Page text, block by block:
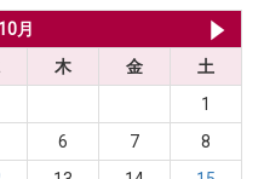
月
木 金
土
1
6 7
8